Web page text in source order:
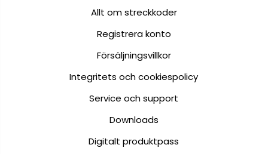
Allt om streckkoder
Registrera konto
Försäljningsvillkor
Integritets och cookiespolicy
Service och support
Downloads
Digitalt produktpass